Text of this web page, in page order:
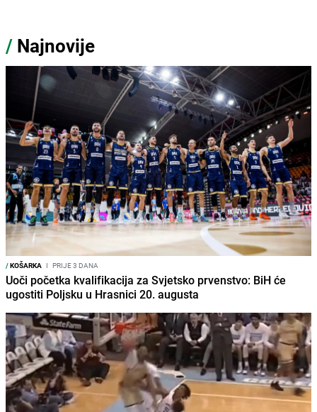
/ Najnovije
/KOŠARKA I PRIJE 3 DANA
Uoči početka kvalifikacija za Svjetsko prvenstvo: BiH će
ugostiti Poljsku u Hrasnici 20. augusta